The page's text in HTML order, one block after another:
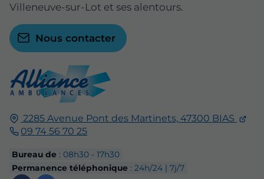
2285 Avenue Pont des Martinets, 47300 BIAS
09 74 56 70 25
Bureau de : 08h30 - 17h30
Permanence téléphonique : 24h/24 | 7j/7
Villeneuve-sur-Lot et ses alentours.
Nous contacter